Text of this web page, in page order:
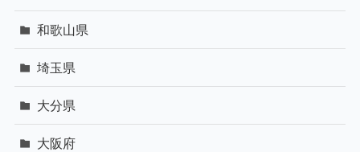
和歌山県
埼玉県
大分県
大阪府